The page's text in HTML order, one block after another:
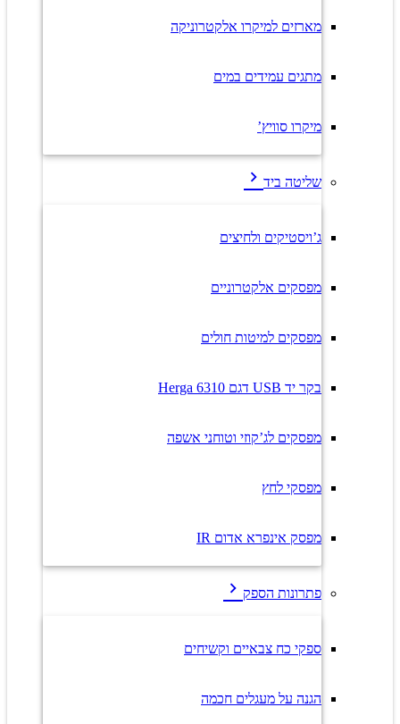
מארזים למיקרו אלקטרוניקה
מתגים עמידים במים
מיקרו סוויץ’
שליטה ביד
ג’ויסטיקים ולחיצים
מפסקים אלקטרוניים
מפסקים למיטות חולים
בקר יד USB דגם Herga 6310
מפסקים לג’קוזי וטוחני אשפה
מפסקי לחץ
מפסק אינפרא אדום IR
פתרונות הספק
ספקי כח צבאיים וקשיחים
הגנה על מעגלים חכמה